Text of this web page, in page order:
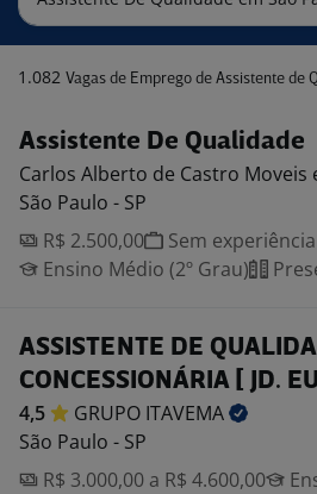
1.082 Vagas de Emprego de Assistente de Qualidade
Assistente De Qualidade
Carlos Alberto de Castro Moveis
São Paulo - SP
R$ 2.500,00
Sem experiência
Ensino Médio (2º Grau)
ASSISTENTE DE
CONCESSIONÁRIA [ JD.
4,5 GRUPO ITAVEMA
São Paulo - SP
R$ 3.000,00 a R$ 4.600,00